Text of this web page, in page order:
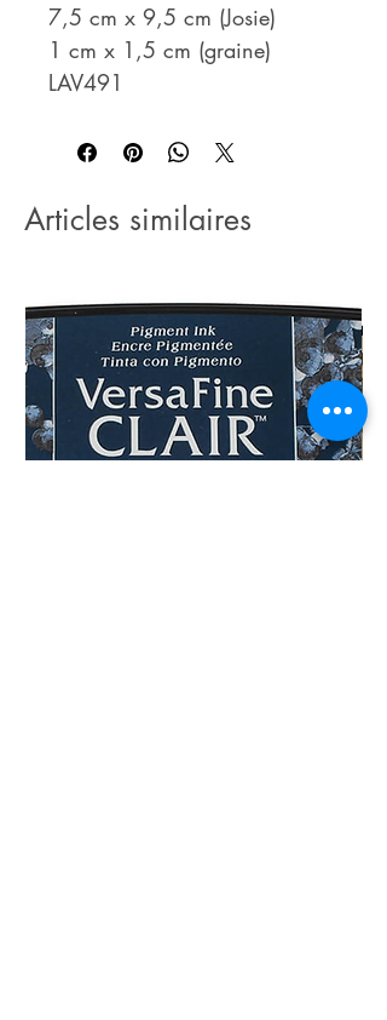
7,5 cm x 9,5 cm (Josie)
1 cm x 1,5 cm (graine)
LAV491
Articles similaires